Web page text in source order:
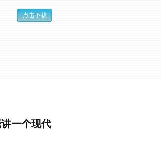
点击下载
一个现代